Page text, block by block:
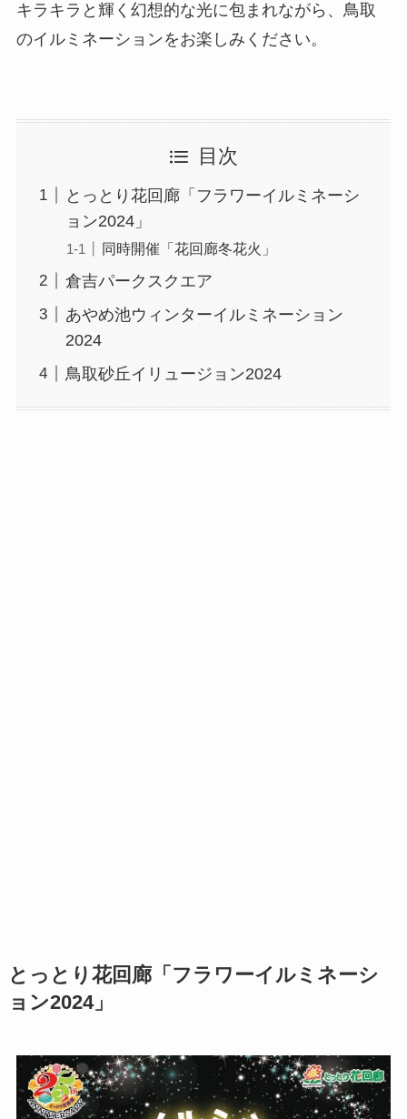
キラキラと輝く幻想的な光に包まれながら、鳥取
のイルミネーションをお楽しみください。
目次
とっとり花回廊「フラワーイルミネーシ
ョン2024」
同時開催「花回廊冬花火」
倉吉パークスクエア
あやめ池ウィンターイルミネーション
2024
鳥取砂丘イリュージョン2024
とっとり花回廊「フラワーイルミネーシ
ョン2024」